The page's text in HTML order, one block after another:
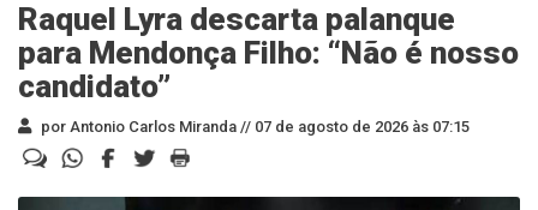
Raquel Lyra descarta palanque
para Mendonça Filho: “Não é nosso
candidato”
por Antonio Carlos Miranda // 07 de agosto de 2026 às 07:15